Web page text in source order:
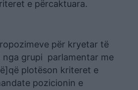
e përcaktuara.
për kryetar të
nga grupi parlamentar me
plotëson kriteret e
pozicionin e